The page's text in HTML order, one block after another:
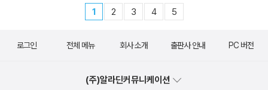
1 2 3 4 5
로그인 전체 메뉴 회사 소개 출판사 안내 PC 버전
(주)알라딘커뮤니케이션